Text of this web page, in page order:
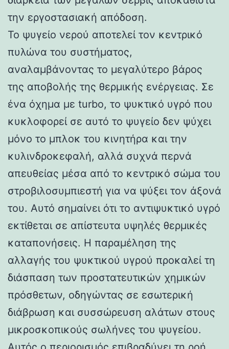
την εργοστασιακή απόδοση.
Το ψυγείο νερού αποτελεί τον κεντρικό
πυλώνα του συστήματος,
αναλαμβάνοντας το μεγαλύτερο βάρος
της αποβολής της θερμικής ενέργειας. Σε
ένα όχημα με turbo, το ψυκτικό υγρό που
κυκλοφορεί σε αυτό το ψυγείο δεν ψύχει
μόνο το μπλοκ του κινητήρα και την
κυλινδροκεφαλή, αλλά συχνά περνά
απευθείας μέσα από το κεντρικό σώμα του
στροβιλοσυμπιεστή για να ψύξει τον άξονά
του. Αυτό σημαίνει ότι το αντιψυκτικό υγρό
εκτίθεται σε απίστευτα υψηλές θερμικές
καταπονήσεις. Η παραμέληση της
αλλαγής του ψυκτικού υγρού προκαλεί τη
διάσπαση των προστατευτικών χημικών
πρόσθετων, οδηγώντας σε εσωτερική
διάβρωση και συσσώρευση αλάτων στους
μικροσκοπικούς σωλήνες του ψυγείου.